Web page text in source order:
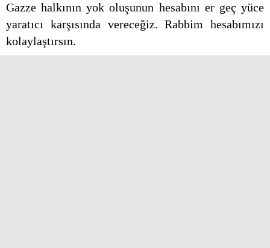
Gazze halkının yok oluşunun hesabını er geç yüce
yaratıcı karşısında vereceğiz. Rabbim hesabımızı
kolaylaştırsın.